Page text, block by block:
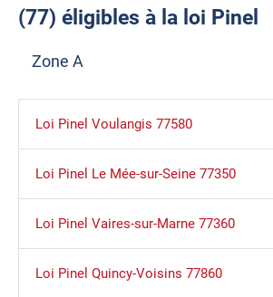
(77) éligibles à la loi Pinel
Zone A
Loi Pinel Voulangis 77580
Loi Pinel Le Mée-sur-Seine 77350
Loi Pinel Vaires-sur-Marne 77360
Loi Pinel Quincy-Voisins 77860